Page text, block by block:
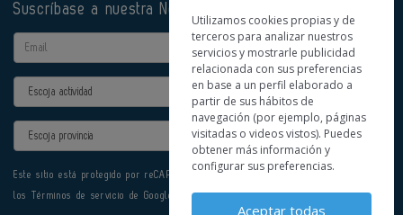
Suscríbase a nuestra Newsletter
Email
Actividad
Provincia
Este sitio está protegido por reCAPTCHA y se aplican la
los Términos de servicio de Google.
Utilizamos cookies propias y de
terceros para analizar nuestros
servicios y mostrarle publicidad
relacionada con sus preferencias
en base a un perfil elaborado a
partir de sus hábitos de
navegación (por ejemplo, páginas
visitadas o videos vistos). Puedes
obtener más información y
configurar sus preferencias.
Aceptar todas